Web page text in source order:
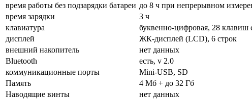
время работы без подзарядки батареи до 8 ч при непрерывном
время зарядки
3 ч
клавиатура
буквенно-цифровая, 28 клавиш
дисплей
ЖК-дисплей (LCD), 6 строк
внешний накопитель
нет данных
Bluetooth
есть, v 2.0
коммуникационные порты
Mini-USB, SD
Память
4 Мб + до 32 Гб
Наводящие винты
нет данных